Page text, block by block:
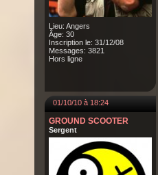
Lieu: Angers
Âge: 30
Inscription le: 31/12/08
Messages: 3821
Hors ligne
01/10/10 à 18:24
GROUND SCOOTER
Sergent